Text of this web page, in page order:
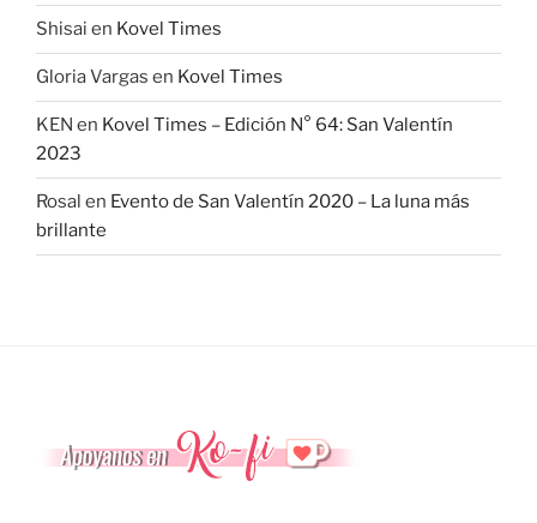
Shisai en Kovel Times
Gloria Vargas en Kovel Times
KEN en Kovel Times – Edición N° 64: San Valentín
2023
Rosal en Evento de San Valentín 2020 – La luna más
brillante